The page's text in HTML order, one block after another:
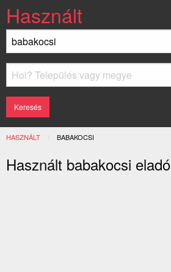
Használt
HASZNÁLT JELENLEGI:
BABAKOCSI
Használt babakocsi eladó